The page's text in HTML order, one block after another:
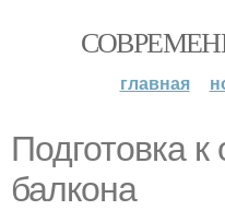
главная
Подготовка к
балкона